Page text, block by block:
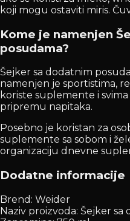
koji mogu ostaviti miris.
Kome je namenjen
posudama?
Šejker sa dodatnim
namenjen je sportistima,
koriste suplemente i
pripremu napitaka.
Posebno je koristan za
suplemente sa sobom i
organizaciju dnevne
Dodatne informacije
Brend: Weider
Naziv proizvoda: Šejker